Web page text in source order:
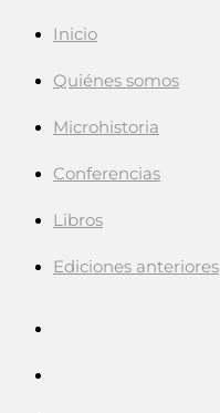
Inicio
Quiénes somos
Microhistoria
Conferencias
Libros
Ediciones anteriores